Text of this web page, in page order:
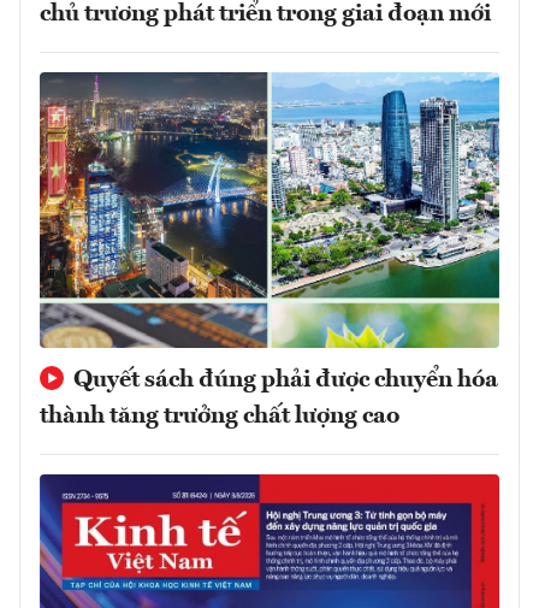
chủ trương phát triển trong giai đoạn mới
Quyết sách đúng phải được chuyển hóa
thành tăng trưởng chất lượng cao